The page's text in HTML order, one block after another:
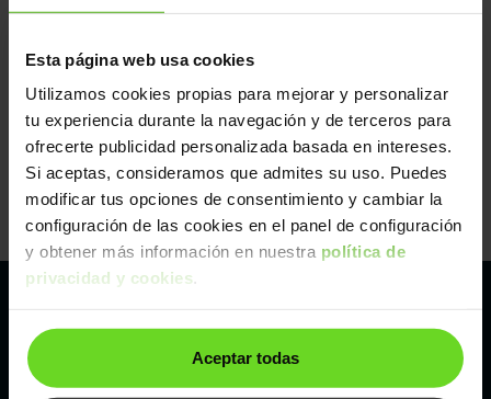
Esta página web usa cookies
Utilizamos cookies propias para mejorar y personalizar
tu experiencia durante la navegación y de terceros para
ofrecerte publicidad personalizada basada en intereses.
Si aceptas, consideramos que admites su uso. Puedes
modificar tus opciones de consentimiento y cambiar la
configuración de las cookies en el panel de configuración
y obtener más información en nuestra política de
privacidad y cookies.
Aceptar todas
Pertenecemos al líder europeo de
compraventa de coches online